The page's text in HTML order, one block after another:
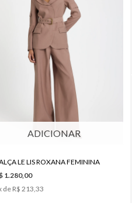
ADICIONAR
LE LIS ROXANA FEMININA
1.280,00
de R$ 213,33